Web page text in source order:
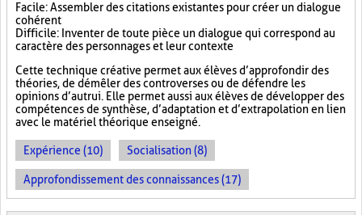
Facile : Assembler des citations existantes pour créer un dialogue
cohérent
Difficile : Inventer de toute pièce un dialogue qui correspond au
caractère des personnages et leur contexte
Cette technique créative permet aux élèves d’approfondir des
théories, de démêler des controverses ou de défendre les
opinions d’autrui. Elle permet aussi aux élèves de développer des
compétences de synthèse, d’adaptation et d’extrapolation en lien
avec le matériel théorique enseigné.
Expérience (10) Socialisation (8)
Approfondissement des connaissances (17)